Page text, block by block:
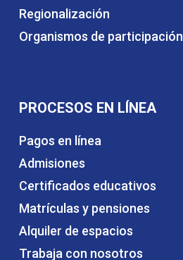
Regionalización
Organismos de participación
PROCESOS EN LÍNEA
Pagos en línea
Admisiones
Certificados educativos
Matrículas y pensiones
Alquiler de espacios
Trabaja con nosotros